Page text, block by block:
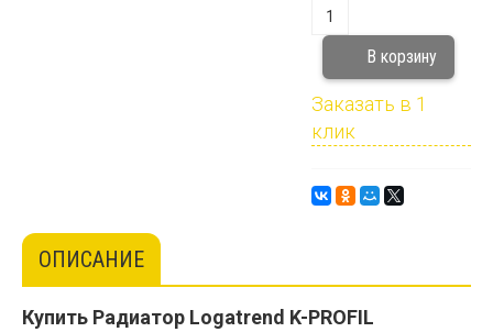
Заказать в 1
клик
ОПИСАНИЕ
Купить Радиатор Logatrend K-PROFIL